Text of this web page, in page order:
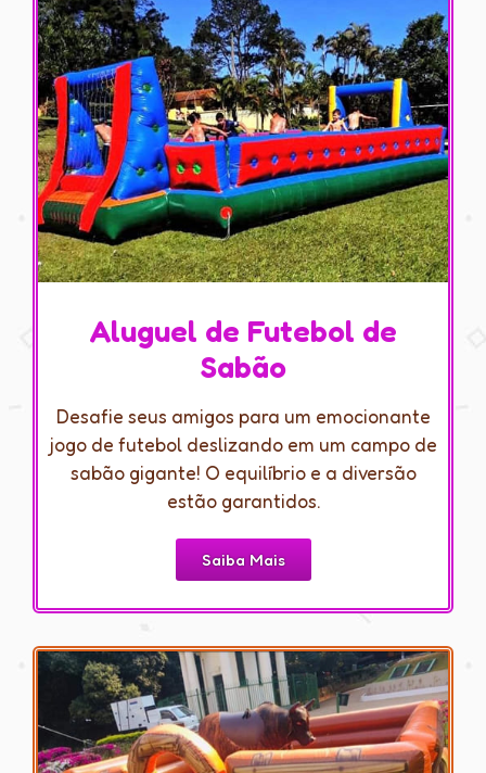
Aluguel de Futebol de
Sabão
Desafie seus amigos para um emocionante
jogo de futebol deslizando em um campo de
sabão gigante! O equilíbrio e a diversão
estão garantidos.
Saiba Mais